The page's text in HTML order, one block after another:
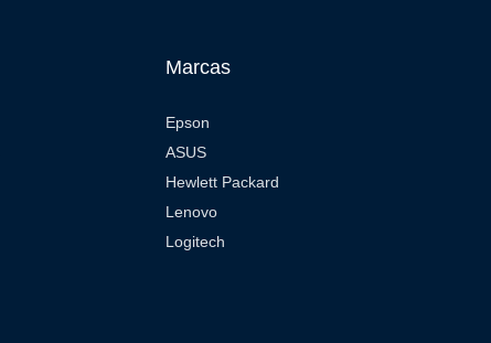
Marcas
Epson
ASUS
Hewlett Packard
Lenovo
Logitech